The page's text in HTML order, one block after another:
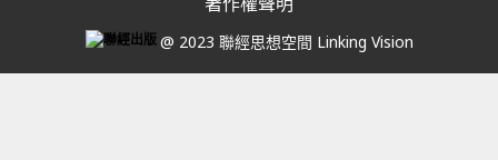
@ 2023 聯經思想空間 Linking Vision